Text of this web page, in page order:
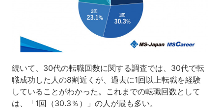
続いて、30代の転職回数に関する調査では、30代で転
職成功した人の8割近くが、過去に1回以上転職を経験
していることがわかった。これまでの転職回数として
は、「1回（30.3％）」の人が最も多い。